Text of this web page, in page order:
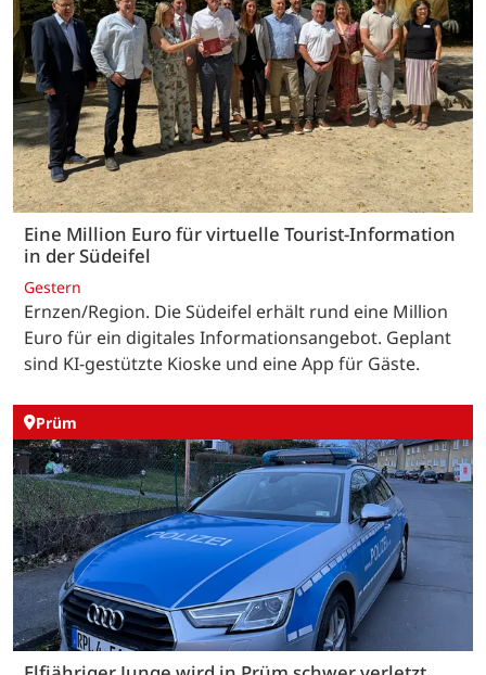
Eine Million Euro für virtuelle Tourist-Information
in der Südeifel
Gestern
Ernzen/Region. Die Südeifel erhält rund eine Million
Euro für ein digitales Informationsangebot. Geplant
sind KI-gestützte Kioske und eine App für Gäste.
Prüm